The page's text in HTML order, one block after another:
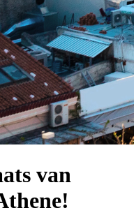
van